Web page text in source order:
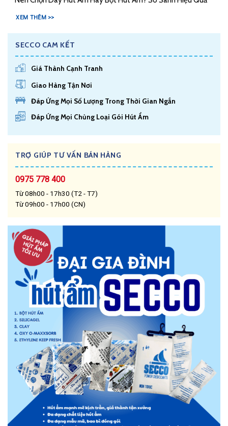
XEM THÊM >>
SECCO CAM KẾT
Giá Thành Cạnh Tranh
Giao Hàng Tận Nơi
Đáp Ứng Mọi Số Lượng Trong Thời Gian Ngắn
Đáp Ứng Mọi Chủng Loại Gói Hút Ẩm
TRỢ GIÚP TƯ VẤN BÁN HÀNG
0975 778 400
Từ 08h00 - 17h30 (T2 - T7)
Từ 09h00 - 17h00 (CN)